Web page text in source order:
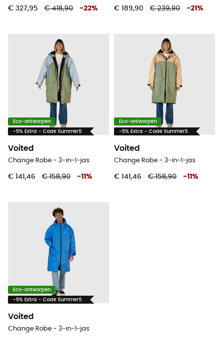
€ 327,95 € 418,90 -22% € 189,90 € 239,90 -21 %
Eco-ontworpen
-5% Extra - Code Summer5
Voited
Change Robe - 3-in-1-jas
€ 141,46 € 158,90 -11 %
Eco-ontworpen
-5% Extra - Code Summer5
Voited
Change Robe - 3-in-1-jas
€ 141,46 € 158,90 -11 %
Eco-ontworpen
-5% Extra - Code Summer5
Voited
Change Robe - 3-in-1-jas